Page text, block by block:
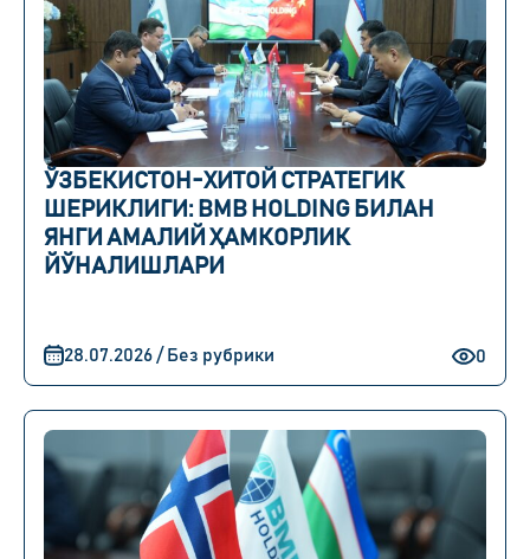
ЎЗБЕКИСТОН-ХИТОЙ СТРАТЕГИК
ШЕРИКЛИГИ: BMB HOLDING БИЛАН
ЯНГИ АМАЛИЙ ҲАМКОРЛИК
ЙЎНАЛИШЛАРИ
0
28.07.2026 / Без рубрики